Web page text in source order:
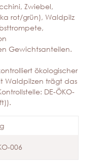
Zwiebel,
rot/grün), Waldpilz
Gewichtsanteilen.
ökologischer
Waldpilzen trägt das
DE-ÖKO-
006